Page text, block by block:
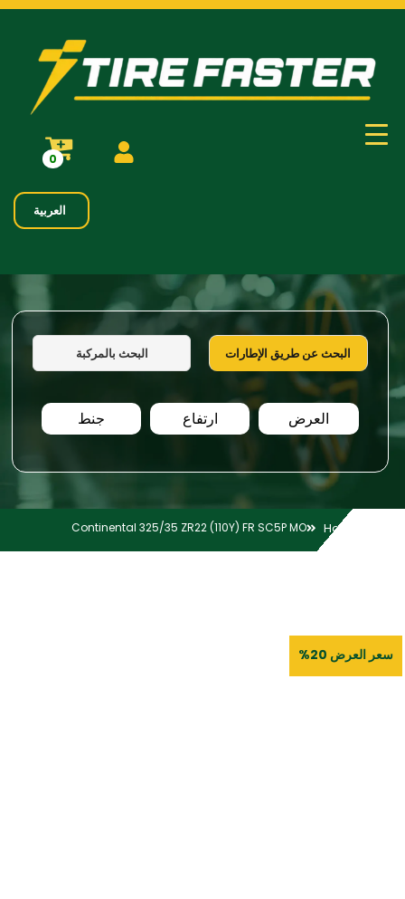
0
العربية
البحث عن طريق الإطارات البحث بالمركبة
العرض ارتفاع جنط
Home
Continental 325/35 ZR22 (110Y) FR SC5P MO
سعر العرض 20%